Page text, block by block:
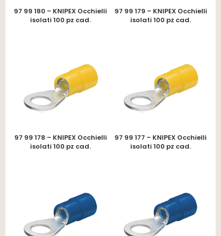
97 99 180 – KNIPEX Occhielli
isolati 100 pz cad.
97 99 179 – KNIPEX Occhielli
isolati 100 pz cad.
97 99 178 – KNIPEX Occhielli
isolati 100 pz cad.
97 99 177 – KNIPEX Occhielli
isolati 100 pz cad.